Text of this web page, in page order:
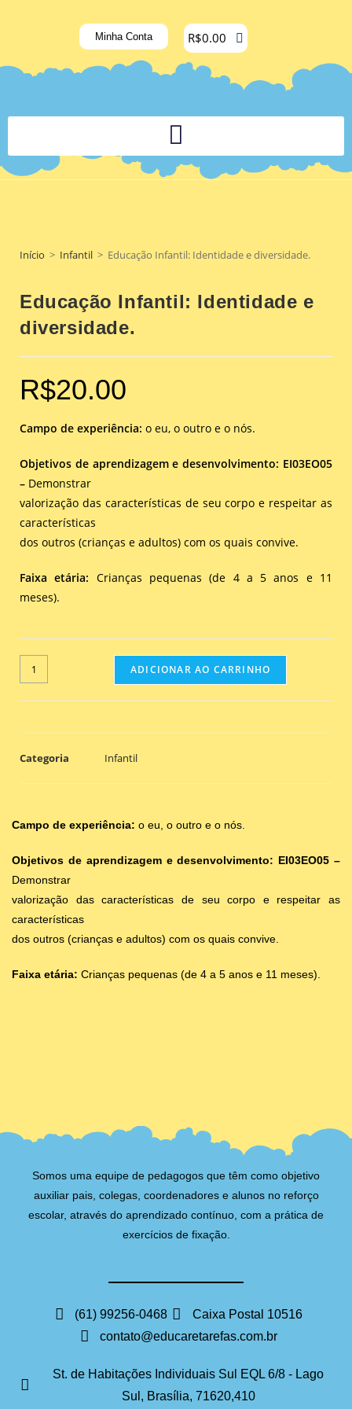
Minha Conta R$0.00
Início > Infantil > Educação Infantil: Identidade e diversidade.
Educação Infantil: Identidade e
diversidade.
R$20.00
Campo de experiência: o eu, o outro e o nós.
Objetivos de aprendizagem e desenvolvimento: EI03EO05
– Demonstrar
valorização das características de seu corpo e respeitar as
características
dos outros (crianças e adultos) com os quais convive.
Faixa etária: Crianças pequenas (de 4 a 5 anos e 11
meses).
ADICIONAR AO CARRINHO
Categoria Infantil
Campo de experiência: o eu, o outro e o nós.
Objetivos de aprendizagem e desenvolvimento: EI03EO05 –
Demonstrar
valorização das características de seu corpo e respeitar as
características
dos outros (crianças e adultos) com os quais convive.
Faixa etária: Crianças pequenas (de 4 a 5 anos e 11 meses).
Somos uma equipe de pedagogos que têm como objetivo
auxiliar pais, colegas, coordenadores e alunos no reforço
escolar, através do aprendizado contínuo, com a prática de
exercícios de fixação.
(61) 99256-0468
Caixa Postal 10516
contato@educaretarefas.com.br
St. de Habitações Individuais Sul EQL 6/8 - Lago
Sul, Brasília, 71620,410